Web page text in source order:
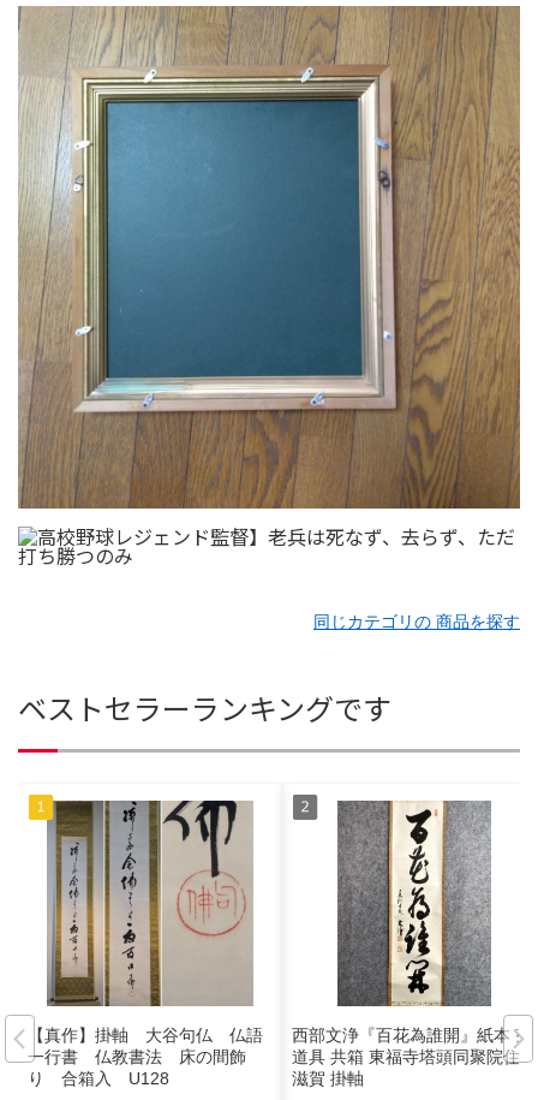
同じカテゴリの 商品を探す
ベストセラーランキングです
【真作】掛軸 大谷句仏 仏語
一行書 仏教書法 床の間飾
り 合箱入 U128
西部文浄『百花為誰開』紙本 茶
道具 共箱 東福寺塔頭同聚院住職
滋賀 掛軸